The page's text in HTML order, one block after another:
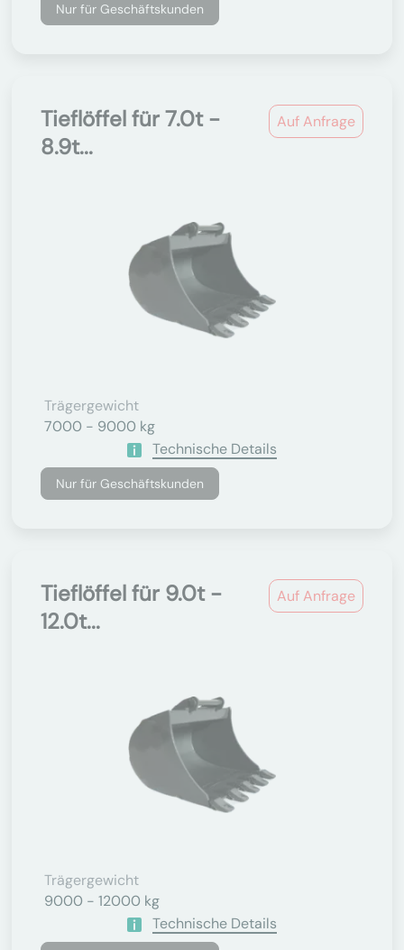
Nur für Geschäftskunden
Auf Anfrage
Tieflöffel für 7.0t -
8.9t...
Trägergewicht
7000 - 9000 kg
Technische Details
Nur für Geschäftskunden
Auf Anfrage
Tieflöffel für 9.0t -
12.0t...
Trägergewicht
9000 - 12000 kg
Technische Details